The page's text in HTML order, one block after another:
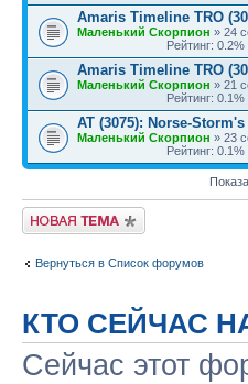
Amaris Timeline TRO
Маленький Скорпион » 24
Рейтинг: 0.2%
Amaris Timeline TRO
Маленький Скорпион » 21
Рейтинг: 0.1%
AT (3075): Norse-
Маленький Скорпион » 23
Рейтинг: 0.1%
Новая тема
Вернуться в Список форумов
КТО СЕЙЧАС
Сейчас этот